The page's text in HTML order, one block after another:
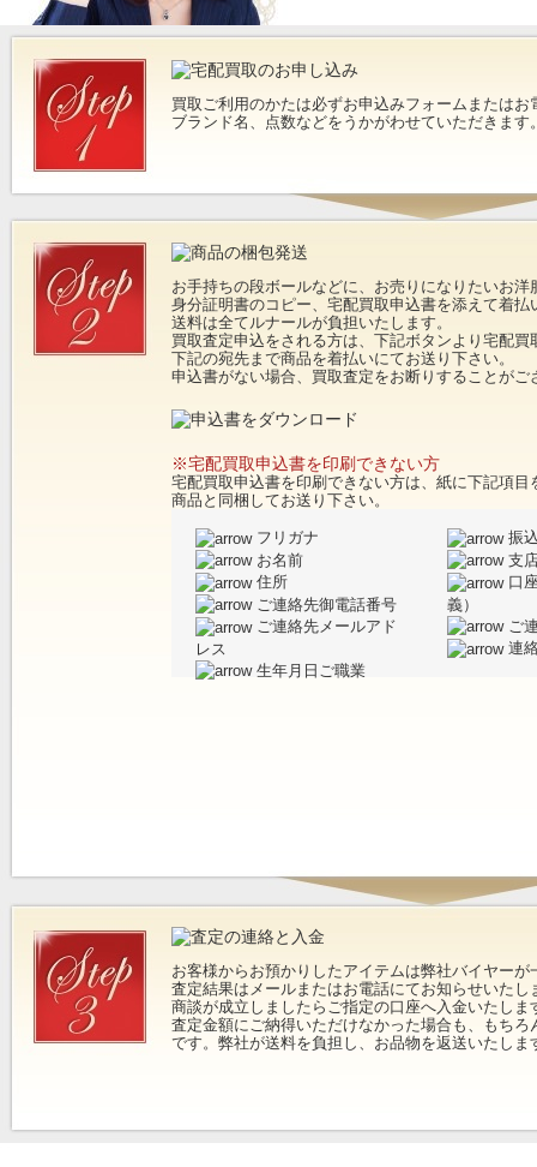
買取ご利用のかたは必ずお申込みフォームまたは
ブランド名、点数などをうかがわせていただきます
お手持ちの段ボールなどに、お売りになりたいお
身分証明書のコピー、宅配買取申込書を添えて着払
送料は全てルナールが負担いたします。
買取査定申込をされる方は、下記ボタンより宅配
下記の宛先まで商品を着払いにてお送り下さい。
申込書がない場合、買取査定をお断りすることが
※宅配買取申込書を印刷できない方
宅配買取申込書を印刷できない方は、紙に下記項目
商品と同梱してお送り下さい。
フリガナ
お名前
住所
ご連絡先御電話番号
ご連絡先メールアド
レス
生年月日ご職業
振
支
口
義）
ご
連
お客様からお預かりしたアイテムは弊社バイヤー
査定結果はメールまたはお電話にてお知らせいたし
商談が成立しましたらご指定の口座へ入金いたしま
査定金額にご納得いただけなかった場合も、もちろ
です。弊社が送料を負担し、お品物を返送いたしま